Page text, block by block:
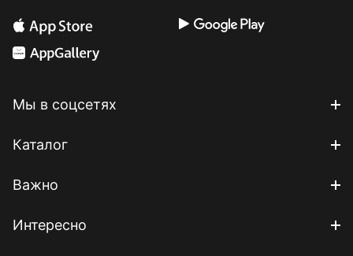
Мы в соцсетях
Каталог
Важно
Интересно